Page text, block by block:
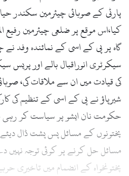
پارٹی کے صوبائی چیئرمین سکندر
کیا،اس موقع پر ضلعی چیئرمین
گاہ پر پی کے اسی کے نمائندہ وفد
سیکرٹری انوراقبال بالے اور پریس
کی قیادت میں ان سے ملاقات کی،
شیرپاؤ نے پی کے اسی کے تنظیم کی
حکومت نان ایشو پر سیاست کر رہی
پختونوں کے مسائل پس پشت ڈال
مسائل حل کرنے پر کوئی توجہ نہیں
پختونخواہ کے انضمام میں تاخیری